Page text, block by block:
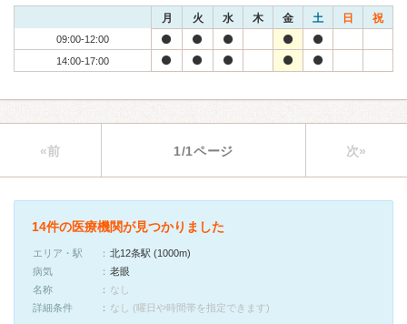
月 火 水 木 金 土 日 祝
09:00-12:00
14:00-17:00
«前 1/1ページ 次»
14件の医療機関が見つかりました
エリア・駅
北12条駅 (1000m)
病気
老眼
名称
なし
詳細条件
なし (曜日や時間帯を指定できます)